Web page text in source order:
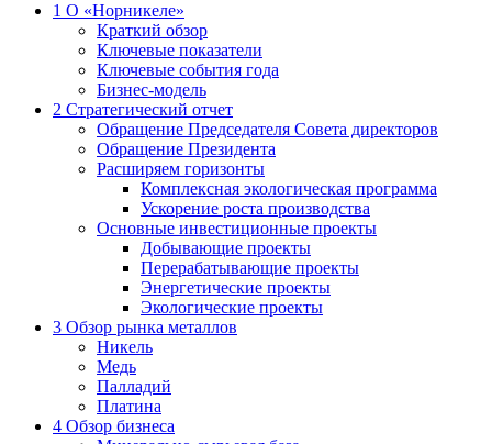
1 О «Норникеле»
Краткий обзор
Ключевые показатели
Ключевые события года
Бизнес-модель
2 Стратегический отчет
Обращение Председателя Совета директоров
Обращение Президента
Расширяем горизонты
Комплексная экологическая программа
Ускорение роста производства
Основные инвестиционные проекты
Добывающие проекты
Перерабатывающие проекты
Энергетические проекты
Экологические проекты
3 Обзор рынка металлов
Никель
Медь
Палладий
Платина
4 Обзор бизнеса